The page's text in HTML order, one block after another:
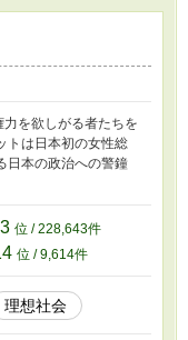
を欲しがる者たちを
トは日本初の女性総
日本の政治への警鐘
位 / 228,643件
位 / 9,614件
理想社会